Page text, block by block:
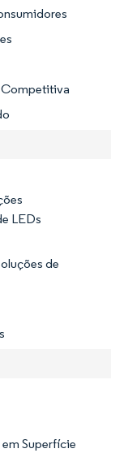
Competitiva
LEDs
de
Superfície